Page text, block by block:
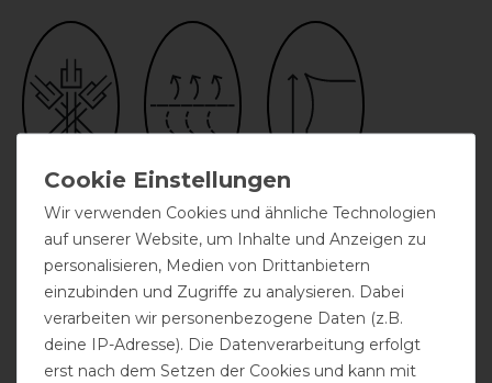
drei Kreuzgurte atmungsaktiv High Neck
Wir verwenden Cookies und ähnliche Technologien
auf unserer Website, um Inhalte und Anzeigen zu
personalisieren, Medien von Drittanbietern
einzubinden und Zugriffe zu analysieren. Dabei
verarbeiten wir personenbezogene Daten (z.B.
deine IP-Adresse). Die Datenverarbeitung erfolgt
erst nach dem Setzen der Cookies und kann mit